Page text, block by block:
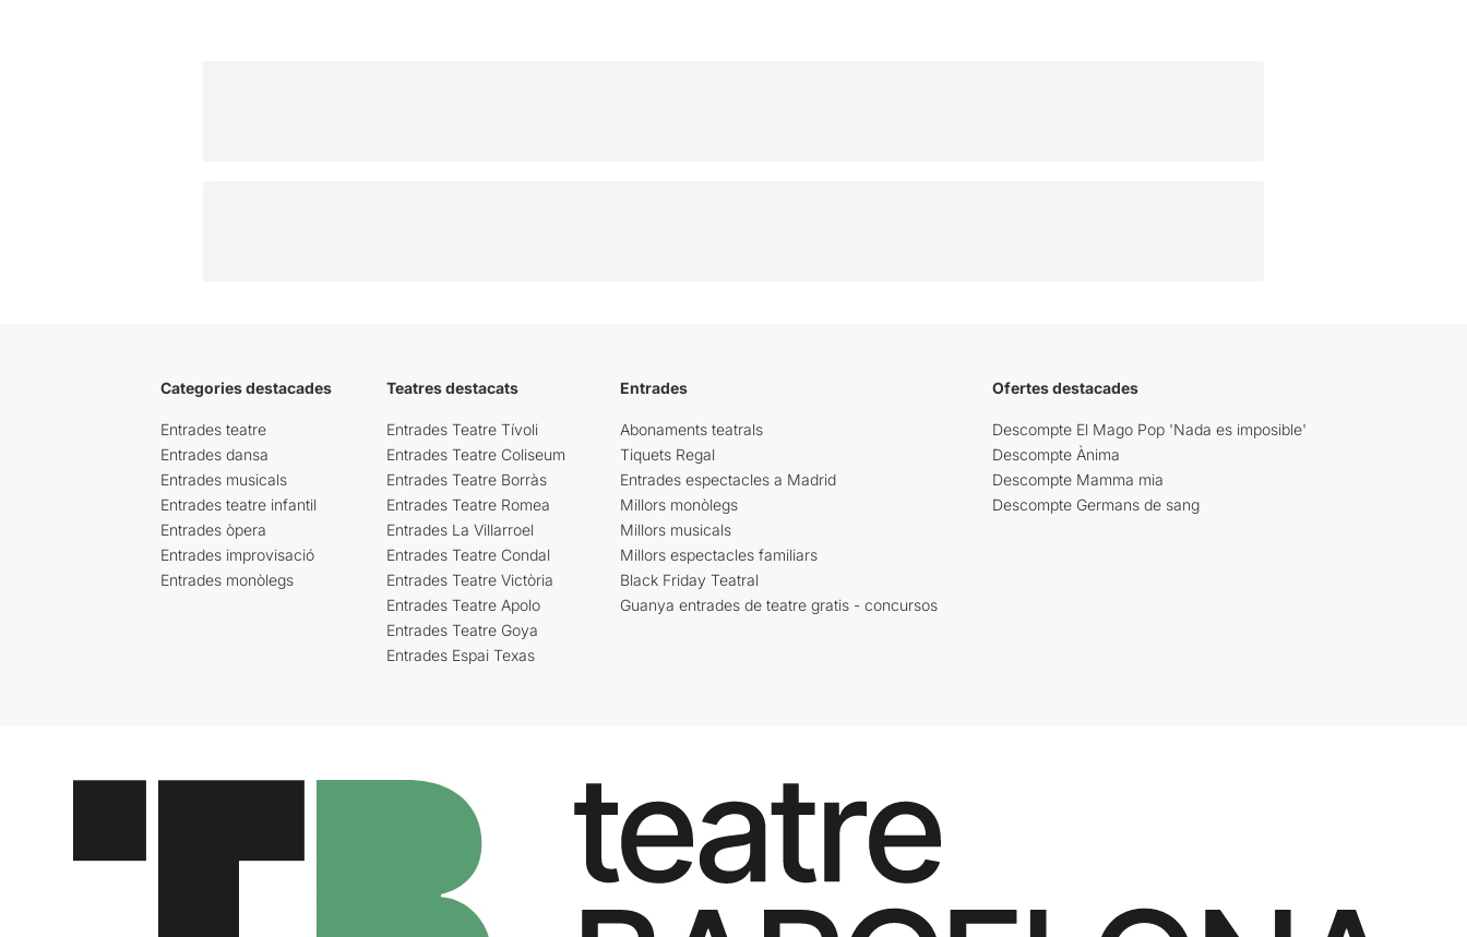
Categories destacades
Entrades teatre
Entrades dansa
Entrades musicals
Entrades teatre infantil
Entrades òpera
Entrades improvisació
Entrades monòlegs
Teatres destacats
Entrades Teatre Tívoli
Entrades Teatre Coliseum
Entrades Teatre Borràs
Entrades Teatre Romea
Entrades La Villarroel
Entrades Teatre Condal
Entrades Teatre Victòria
Entrades Teatre Apolo
Entrades Teatre Goya
Entrades Espai Texas
Entrades
Abonaments teatrals
Tiquets Regal
Entrades espectacles a Madrid
Millors monòlegs
Millors musicals
Millors espectacles familiars
Black Friday Teatral
Guanya entrades de teatre gratis - concursos
Ofertes destacades
Descompte El Mago Pop 'Nada es imposible'
Descompte Ànima
Descompte Mamma mia
Descompte Germans de sang